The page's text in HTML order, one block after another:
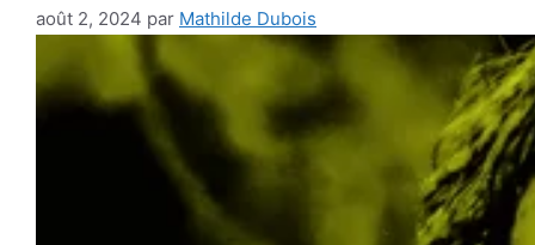
août 2, 2024 par Mathilde Dubois